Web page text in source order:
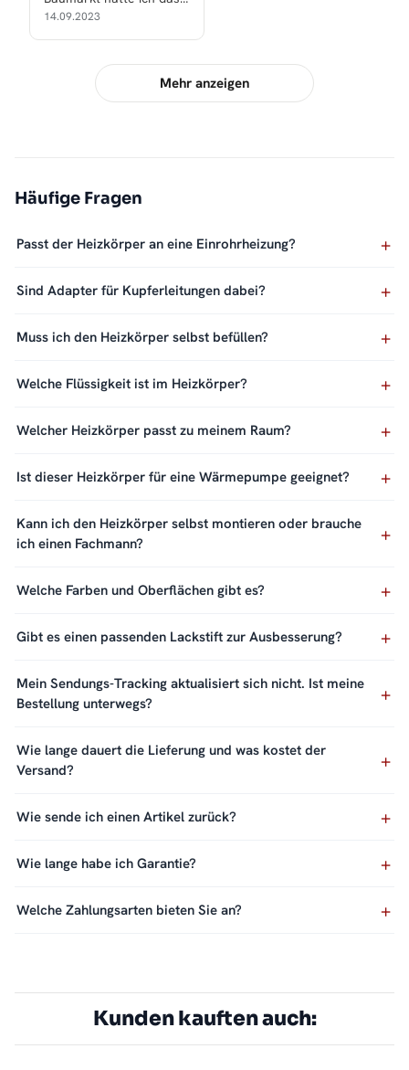
doppelte oder dreifache
bezahlt!
14.09.2023
Mehr anzeigen
Häufige Fragen
Passt der Heizkörper an eine Einrohrheizung?
Sind Adapter für Kupferleitungen dabei?
Muss ich den Heizkörper selbst befüllen?
Welche Flüssigkeit ist im Heizkörper?
Welcher Heizkörper passt zu meinem Raum?
Ist dieser Heizkörper für eine Wärmepumpe geeignet?
Kann ich den Heizkörper selbst montieren oder brauche
ich einen Fachmann?
Welche Farben und Oberflächen gibt es?
Gibt es einen passenden Lackstift zur Ausbesserung?
Mein Sendungs-Tracking aktualisiert sich nicht. Ist meine
Bestellung unterwegs?
Wie lange dauert die Lieferung und was kostet der
Versand?
Wie sende ich einen Artikel zurück?
Wie lange habe ich Garantie?
Welche Zahlungsarten bieten Sie an?
Kunden kauften auch: